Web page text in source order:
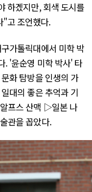
하겠지만, 회색 도시를
"고 조언했다.
가톨릭대에서 미학 박
. '윤순영 미학 박사' 타
화 탐방을 인생의 가
대의 좋은 추억과 기
프스 산맥 ▷일본 나
관을 꼽았다.